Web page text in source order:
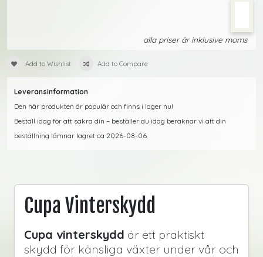
alla priser är inklusive moms
Add to Wishlist Add to Compare
Leveransinformation
Den här produkten är populär och finns i lager nu!
Beställ idag för att säkra din – beställer du idag beräknar vi att din
beställning lämnar lagret ca 2026-08-06
Cupa Vinterskydd
Cupa vinterskydd är ett praktiskt
skydd för känsliga växter under vår och